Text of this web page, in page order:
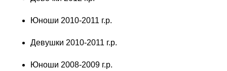
Юноши 2010-2011 г.р.
Девушки 2010-2011 г.р.
Юноши 2008-2009 г.р.